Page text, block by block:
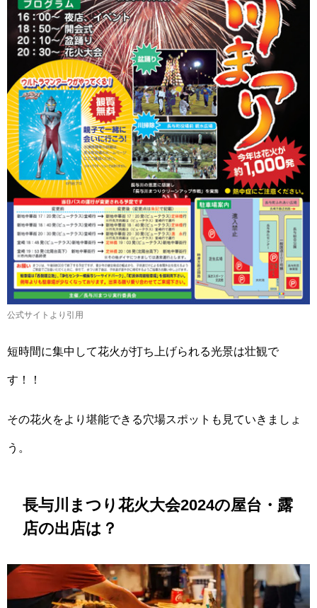
公式サイトより引用
短時間に集中して花火が打ち上げられる光景は壮観で
す！！
その花火をより堪能できる穴場スポットも見ていきましょ
う。
長与川まつり花火大会2024の屋台・露
店の出店は？